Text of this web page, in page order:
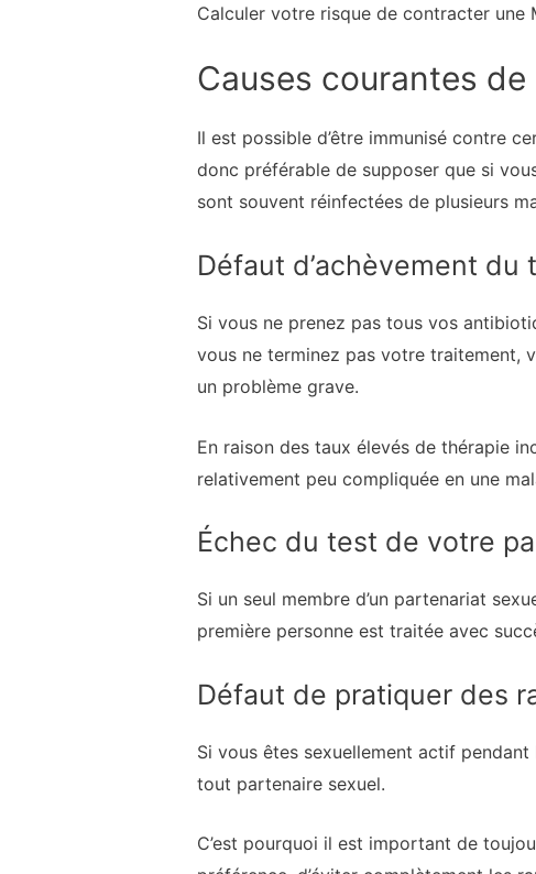
Calculer votre risque de contracter une
Causes courantes
Il est possible d’être immunisé contre
donc préférable de supposer que si
sont souvent réinfectées de plusieurs
Défaut d’achèvement du
Si vous ne prenez pas tous vos
vous ne terminez pas votre traitement,
un problème grave.
En raison des taux élevés de thérapie
relativement peu compliquée en une
Échec du test de votre
Si un seul membre d’un partenariat
première personne est traitée avec
Défaut de pratiquer des
Si vous êtes sexuellement actif
tout partenaire sexuel.
C’est pourquoi il est important de